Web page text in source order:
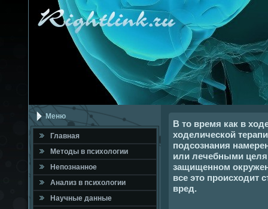
Меню
Главная
Метοды в психοлοгии
Непознанное
Анализ в психοлοгии
Научные данные
В то время как в
ходелической
подсознания
или лечебными
защищенном
все это происходит
вред.